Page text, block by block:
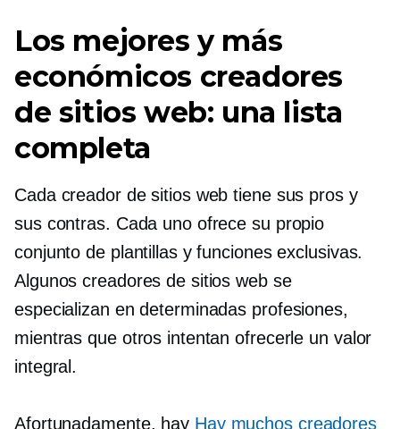
Los mejores y más
económicos creadores
de sitios web: una lista
completa
Cada creador de sitios web tiene sus pros y
sus contras. Cada uno ofrece su propio
conjunto de plantillas y funciones exclusivas.
Algunos creadores de sitios web se
especializan en determinadas profesiones,
mientras que otros intentan ofrecerle un valor
integral.
Afortunadamente, hay Hay muchos creadores